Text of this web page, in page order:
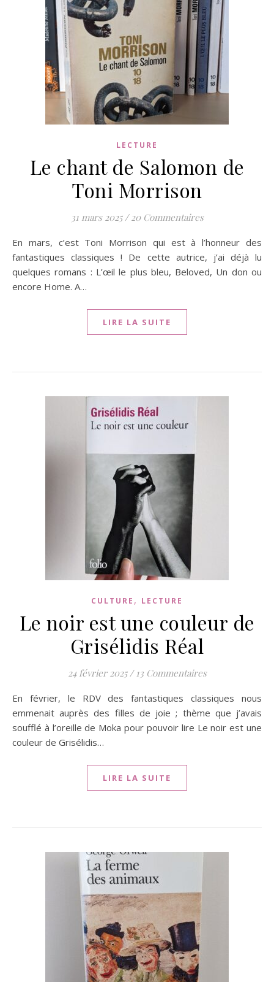
LECTURE
Le chant de Salomon de
Toni Morrison
31 mars 2025 / 20 Commentaires
En mars, c’est Toni Morrison qui est à l’honneur des
fantastiques classiques ! De cette autrice, j’ai déjà lu
quelques romans : L’œil le plus bleu, Beloved, Un don ou
encore Home. A…
LIRE LA SUITE
CULTURE , LECTURE
Le noir est une couleur de
Grisélidis Réal
24 février 2025 / 13 Commentaires
En février, le RDV des fantastiques classiques nous
emmenait auprès des filles de joie ; thème que j’avais
soufflé à l’oreille de Moka pour pouvoir lire Le noir est une
couleur de Grisélidis…
LIRE LA SUITE